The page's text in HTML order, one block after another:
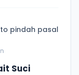
pindah pasal
Suci